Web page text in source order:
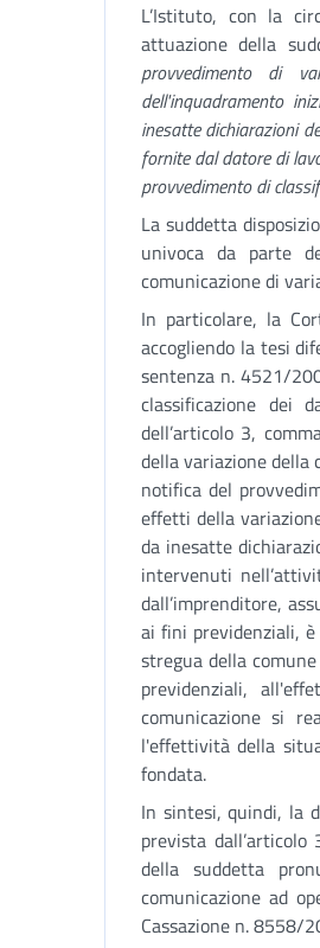
L’Istituto, con la
attuazione della
provvedimento di
dell'inquadramento
inesatte dichiarazioni
fornite dal datore di
provvedimento di
La suddetta
univoca da parte
comunicazione di
In particolare, la
accogliendo la tesi
sentenza n. 4521/
classificazione dei
dell’articolo 3,
della variazione della
notifica del
effetti della
da inesatte
intervenuti
dall’imprenditore,
ai fini previdenziali,
stregua della
previdenziali,
comunicazione si
l'effettività della
fondata.
In sintesi, quindi, la
prevista
della suddetta
comunicazione ad
Cassazione n. 8558/